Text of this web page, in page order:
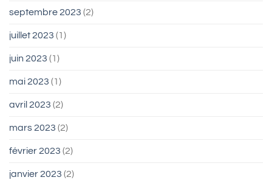
septembre 2023 (2)
juillet 2023 (1)
juin 2023 (1)
mai 2023 (1)
avril 2023 (2)
mars 2023 (2)
février 2023 (2)
janvier 2023 (2)